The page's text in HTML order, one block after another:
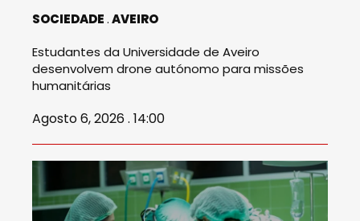
SOCIEDADE AVEIRO
Estudantes da Universidade de Aveiro
desenvolvem drone autónomo para missões
humanitárias
Agosto 6, 2026 . 14:00